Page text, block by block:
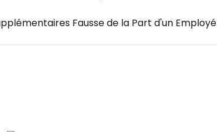
Fausse de la Part d'un Employé